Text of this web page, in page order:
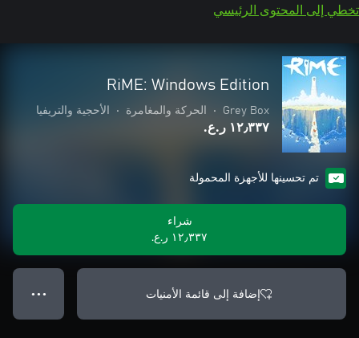
تخطي إلى المحتوى الرئيسي
RiME: Windows Edition
Grey Box
• الحركة والمغامرة • الأحجية والتريفيا
١٢٫٣٣٧ ر.ع.‏
تم تحسينها للأجهزة المحمولة
شراء
١٢٫٣٣٧ ر.ع.‏
إضافة إلى قائمة الأمنيات ● ● ●